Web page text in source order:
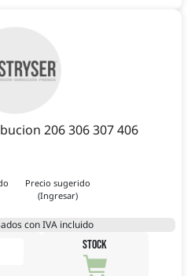
206 306 307 406
Precio sugerido
(Ingresar)
con IVA incluido
STOCK